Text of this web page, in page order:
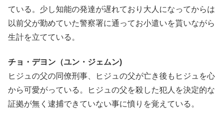
ている。少し知能の発達が遅れており大人になってからは
以前父が勤めていた警察署に通ってお小遣いを貰いながら
生計を立てている。
チョ・デヨン（ユン・ジェムン)
ヒジュの父の同僚刑事、ヒジュの父が亡き後もヒジュを心
から可愛がっている。ヒジュの父を殺した犯人を決定的な
証拠が無く逮捕できていない事に憤りを覚えている。